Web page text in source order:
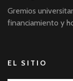
Gremios
financiamiento y
EL SITIO